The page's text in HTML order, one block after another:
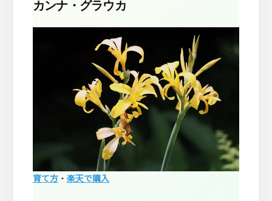
カンナ・グラウカ
育て方・ 楽天で購入